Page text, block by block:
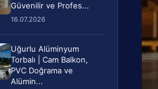
Güvenilir ve Profes...
16.07.2026
Uğurlu Alüminyum
Torbalı | Cam Balkon,
PVC Doğrama ve
Alümin...